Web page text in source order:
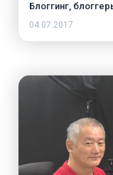
Блоггинг,
04.07.2017